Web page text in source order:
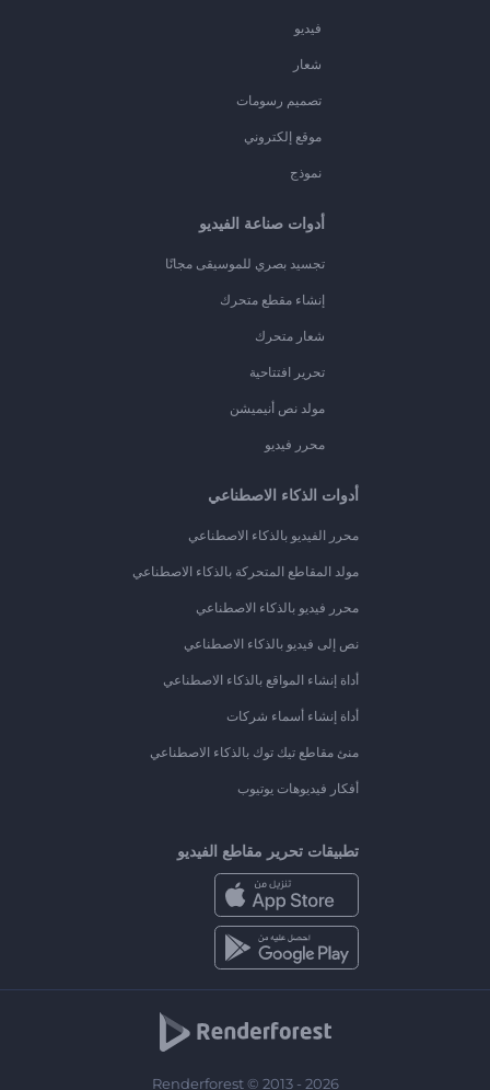
فيديو
شعار
تصميم رسومات
موقع إلكتروني
نموذج
أدوات صناعة الفيديو
تجسيد بصري للموسيقى مجانًا
إنشاء مقطع متحرك
شعار متحرك
تحرير افتتاحية
مولد نص أنيميشن
محرر فيديو
أدوات الذكاء الاصطناعي
محرر الفيديو بالذكاء الاصطناعي
مولد المقاطع المتحركة بالذكاء الاصطناعي
محرر فيديو بالذكاء الاصطناعي
نص إلى فيديو بالذكاء الاصطناعي
أداة إنشاء المواقع بالذكاء الاصطناعي
أداة إنشاء أسماء شركات
منئ مقاطع تيك توك بالذكاء الاصطناعي
أفكار فيديوهات يوتيوب
تطبيقات تحرير مقاطع الفيديو
Renderforest © 2013 - 2026